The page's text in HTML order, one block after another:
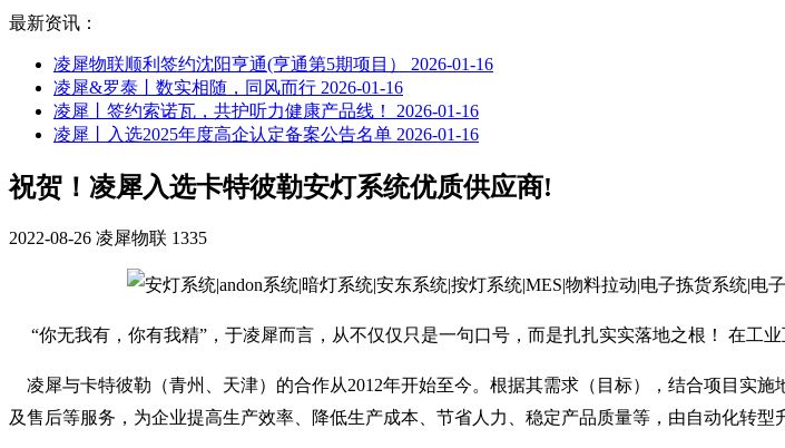
最新资讯：
凌犀物联顺利签约沈阳亨通(亨通第5期项目） 2026-01-16
凌犀&罗泰丨数实相随，同风而行 2026-01-16
凌犀丨签约索诺瓦，共护听力健康产品线！ 2026-01-16
凌犀丨入选2025年度高企认定备案公告名单 2026-01-16
祝贺！凌犀入选卡特彼勒安灯系统优质供应商!
2022-08-26 凌犀物联 1335
“你无我有，你有我精”，于凌犀而言，从不仅仅只是一句口号，而是扎扎实实落地之根！ 在工
凌犀与卡特彼勒（青州、天津）的合作从2012年开始至今。根据其需求（目标），结合项目实
及售后等服务，为企业提高生产效率、降低生产成本、节省人力、稳定产品质量等，由自动化转型